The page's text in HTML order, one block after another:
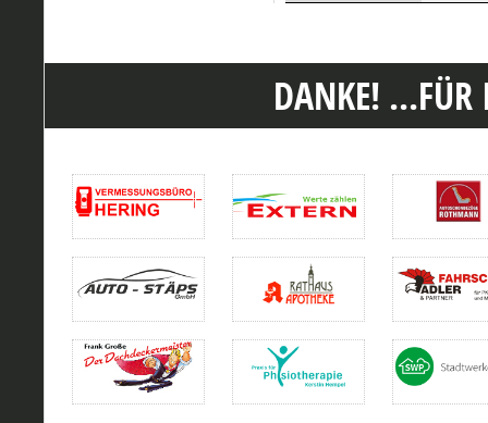
DANKE! ...FÜR